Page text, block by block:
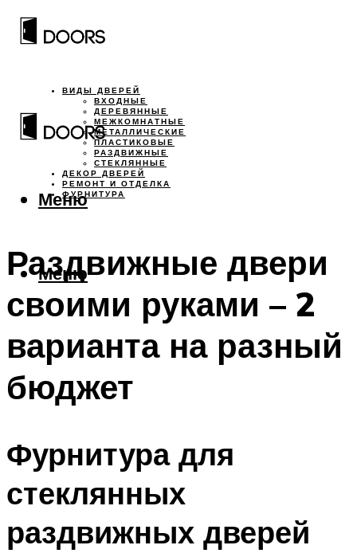
ВИДЫ ДВЕРЕЙ
ВХОДНЫЕ
ДЕРЕВЯННЫЕ
МЕЖКОМНАТНЫЕ
МЕТАЛЛИЧЕСКИЕ
ПЛАСТИКОВЫЕ
РАЗДВИЖНЫЕ
СТЕКЛЯННЫЕ
ДЕКОР ДВЕРЕЙ
РЕМОНТ И ОТДЕЛКА
ФУРНИТУРА
Меню
Меню
Раздвижные двери
своими руками – 2
варианта на разный
бюджет
Фурнитура для
стеклянных
раздвижных дверей